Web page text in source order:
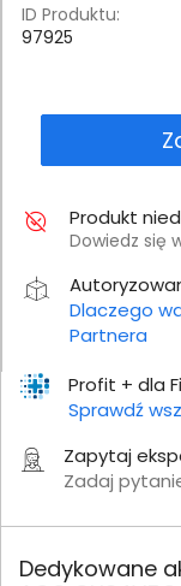
Profit + dla
Sprawdź
Zapytaj
Zadaj
ID Produktu:
97925
Produkt
Dowiedz się
Dlaczego
Partnera
Dedykowane